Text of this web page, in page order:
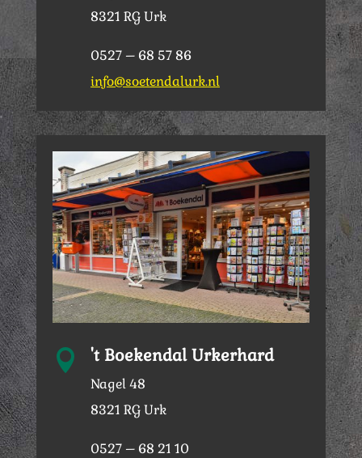
8321 RG Urk
0527 – 68 57 86
info@soetendalurk.nl
 't Boekendal Urkerhard
Nagel 48
8321 RG Urk
0527 – 68 21 10